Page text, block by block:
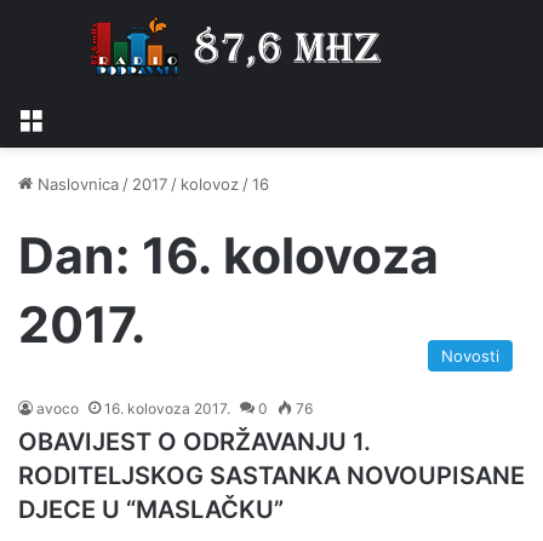
Naslovnica / 2017 / kolovoz /16
Dan: 16. kolovoza
2017.
Novosti
avoco 16. kolovoza 2017. 0 76
OBAVIJEST O ODRŽAVANJU 1.
RODITELJSKOG SASTANKA NOVOUPISANE
DJECE U “MASLAČKU”